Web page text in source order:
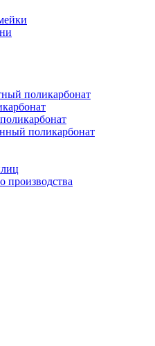
поликарбонат
поликарбонат
производства